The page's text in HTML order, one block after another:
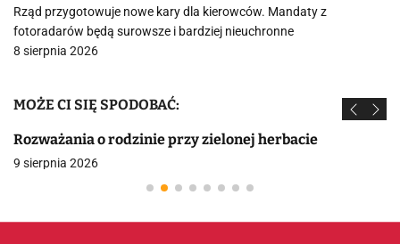
Rząd przygotowuje nowe kary dla kierowców. Mandaty z
fotoradarów będą surowsze i bardziej nieuchronne
8 sierpnia 2026
MOŻE CI SIĘ SPODOBAĆ:
Rozważania o rodzinie przy zielonej herbacie
9 sierpnia 2026